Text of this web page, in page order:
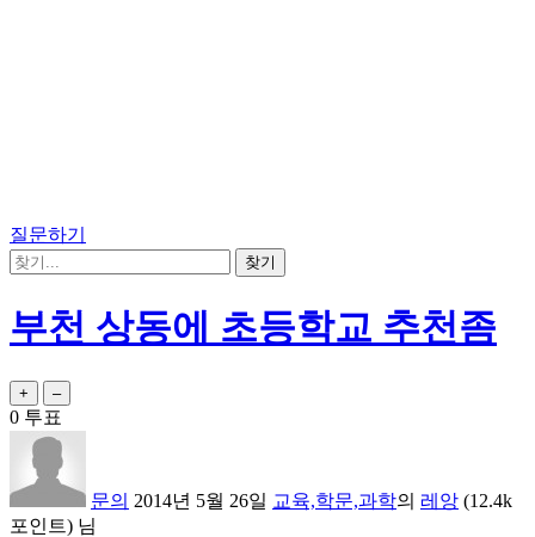
질문하기
부천 상동에 초등학교 추천좀
0 투표
문의 2014년 5월 26일 교육,학문,과학의 레앙 (12.4k
포인트) 님